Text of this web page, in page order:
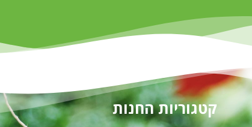
קטגוריות החנות